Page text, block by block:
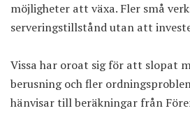
möjligheter att växa. Fler små
serveringstillstånd utan att
Vissa har oroat sig för att slopat
berusning och fler
hänvisar till beräkningar från